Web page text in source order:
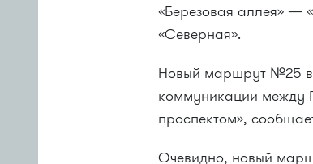
«Березовая аллея» —
«Северная».
Новый маршрут №25
коммуникации между
проспектом»,
Очевидно, новый